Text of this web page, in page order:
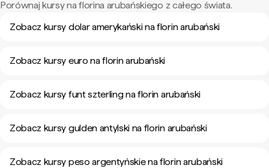
Porównaj kursy na florina arubańskiego z całego świata.
Zobacz kursy dolar amerykański na florin arubański
Zobacz kursy euro na florin arubański
Zobacz kursy funt szterling na florin arubański
Zobacz kursy gulden antylski na florin arubański
Zobacz kursy peso argentyńskie na florin arubański